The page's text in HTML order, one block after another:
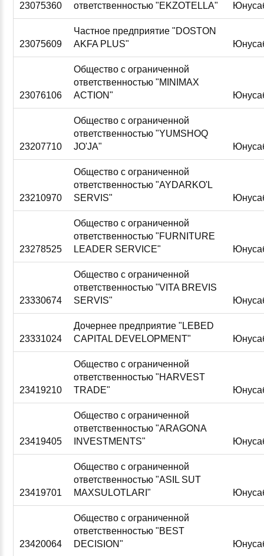
23075360
ответственностью "EKZOTELLA"
23075609
Частное предприятие "DOSTON
AKFA PLUS"
23076106
Общество с ограниченной
ответственностью "MINIMAX
ACTION"
23207710
Общество с ограниченной
ответственностью "YUMSHOQ
JO'JA"
23210970
Общество с ограниченной
ответственностью "AYDARKO'L
SERVIS"
23278525
Общество с ограниченной
ответственностью "FURNITURE
LEADER SERVICE"
23330674
Общество с ограниченной
ответственностью "VITA BREVIS
SERVIS"
23331024
Дочернее предприятие "LEBED
CAPITAL DEVELOPMENT"
23419210
Общество с ограниченной
ответственностью "HARVEST
TRADE"
23419405
Общество с ограниченной
ответственностью "ARAGONA
INVESTMENTS"
23419701
Общество с ограниченной
ответственностью "ASIL SUT
MAXSULOTLARI"
23420064
Общество с ограниченной
ответственностью "BEST
DECISION"